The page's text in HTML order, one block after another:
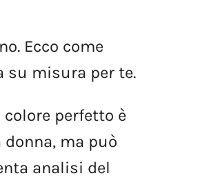
Ecco come
su misura per te.
colore perfetto è
donna, ma può
analisi del